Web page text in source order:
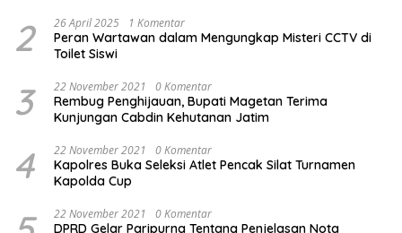
2 26 April 2025 1 Komentar
Peran Wartawan dalam Mengungkap Misteri CCTV di
Toilet Siswi
3 22 November 2021 0 Komentar
Rembug Penghijauan, Bupati Magetan Terima
Kunjungan Cabdin Kehutanan Jatim
4 22 November 2021 0 Komentar
Kapolres Buka Seleksi Atlet Pencak Silat Turnamen
Kapolda Cup
22 November 2021 0 Komentar
DPRD Gelar Paripurna Tentang Penjelasan Nota